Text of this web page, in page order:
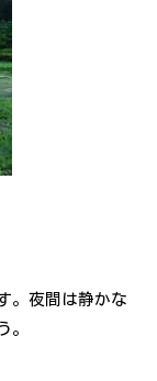
。夜間は静かな
。